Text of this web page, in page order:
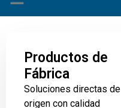
Productos de
Fábrica
Soluciones directas de
origen con calidad